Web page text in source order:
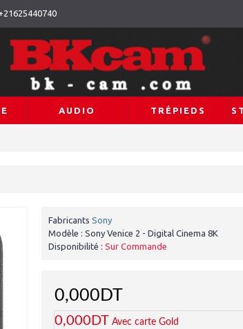
AUDIO TRÉPIEDS
Fabricants Sony
Modèle : Sony Venice 2 - Digital Cinema 8K
Disponibilité : Sur Commande
0,000DT
0,000DT Avec carte Gold